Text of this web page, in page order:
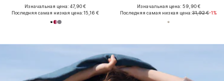
Изначальная цена: 47,90 €
Последняя самая низкая цена:15,16 €
Изначальная цена: 59,90 €
Последняя самая низкая цена:31,92 €-1%